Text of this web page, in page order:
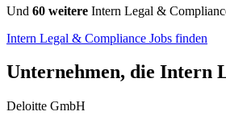
Und 60 weitere Intern Legal &
Intern Legal & Compliance Jobs finden
Unternehmen, die Intern
Deloitte GmbH